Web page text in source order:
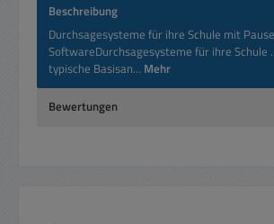
Beschreibung
Durchsagesysteme für ihre Schule mit
SoftwareDurchsagesysteme für ihre Schule
typische Basisan… Mehr
Bewertungen